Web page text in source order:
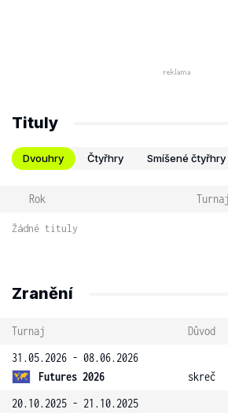
Tituly
Dvouhry Čtyřhry Smíšené čtyřhry
Rok
Žádné tituly
Zranění
Turnaj
Důvod
31.05.2026 - 08.06.2026
Futures 2026
skreč
20.10.2025 - 21.10.2025